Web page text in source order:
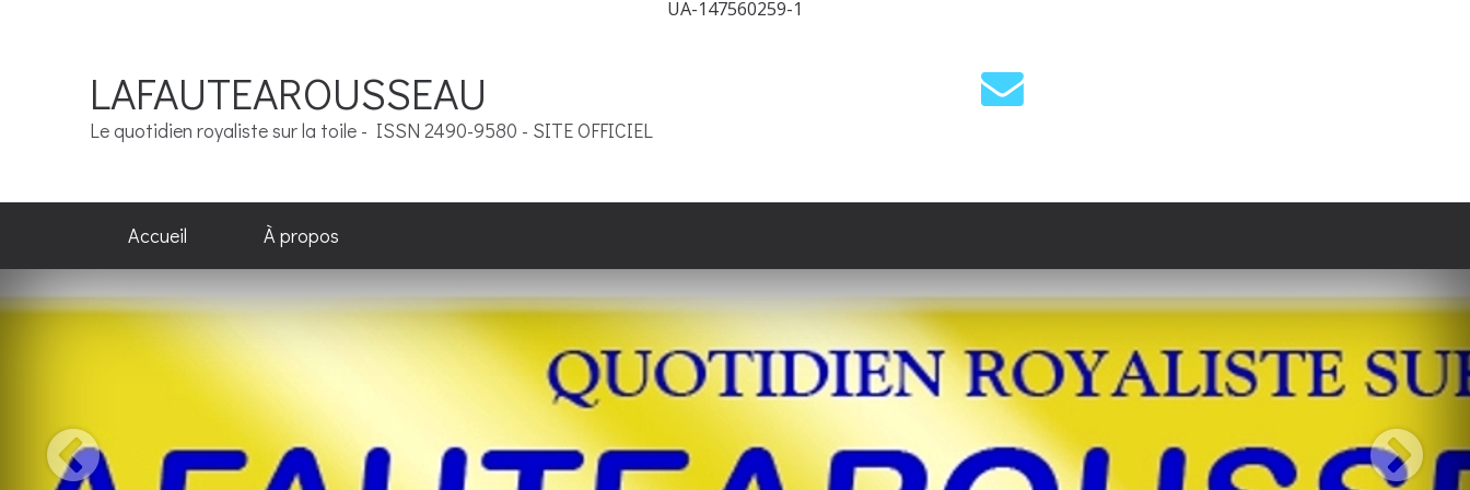
UA-147560259-1
LAFAUTEAROUSSEAU
Le quotidien royaliste sur la toile - ISSN 2490-9580 - SITE OFFICIEL
Accueil À propos